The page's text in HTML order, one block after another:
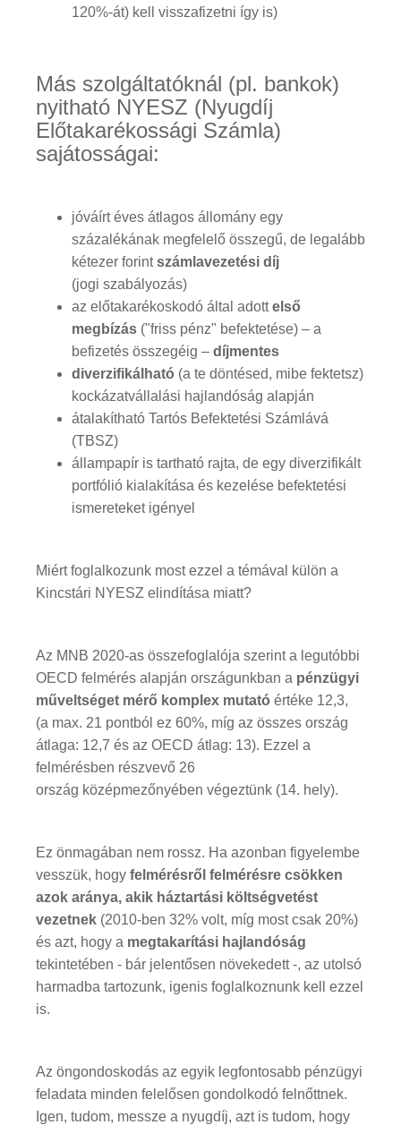
120%-át) kell visszafizetni így is)
Más szolgáltatóknál (pl. bankok)
nyitható NYESZ (Nyugdíj
Előtakarékossági Számla)
sajátosságai:
jóváírt éves átlagos állomány egy
százalékának megfelelő összegű, de legalább
kétezer forintszámlavezetési díj
(jogi szabályozás)
az előtakarékoskodó által adottelső
megbízás ("friss pénz" befektetése) – a
befizetés összegéig – díjmentes
diverzifikálható (a te döntésed, mibe fektetsz)
kockázatvállalási hajlandóság alapján
átalakítható Tartós Befektetési Számlává
(TBSZ)
állampapír is tartható rajta, de egy diverzifikált
portfólió kialakítása és kezelése befektetési
ismereteket igényel
Miért foglalkozunk most ezzel a témával külön a
Kincstári NYESZ elindítása miatt?
Az MNB 2020-as összefoglalója szerint a legutóbbi
OECD felmérés alapján országunkban a pénzügyi
műveltséget mérő komplex mutató értéke 12,3,
(a max. 21 pontból ez 60%, míg az összes ország
átlaga: 12,7 és az OECD átlag: 13). Ezzel a
felmérésben részvevő 26
ország középmezőnyében végeztünk (14. hely).
Ez önmagában nem rossz. Ha azonban figyelembe
vesszük, hogy felmérésről felmérésre csökken
azok aránya, akik háztartási költségvetést
vezetnek (2010-ben 32% volt, míg most csak 20%)
és azt, hogy a megtakarítási hajlandóság
tekintetében - bár jelentősen növekedett -, az utolsó
harmadba tartozunk, igenis foglalkoznunk kell ezzel
is.
Az öngondoskodás az egyik legfontosabb pénzügyi
feladata minden felelősen gondolkodó felnőttnek.
Igen, tudom, messze a nyugdíj, azt is tudom, hogy